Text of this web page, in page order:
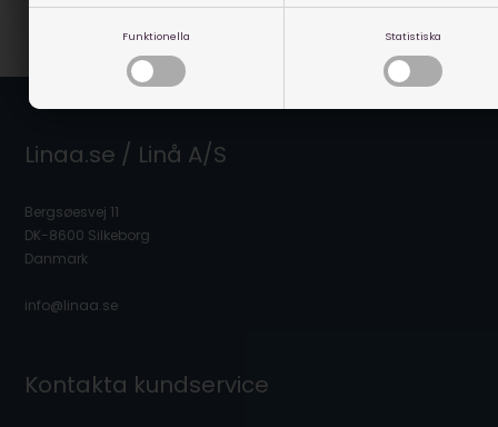
Funktionella Statistiska
Artikelnummer: 95000
Linaa.se / Linå A/S
Bergsøesvej 11
DK-8600 Silkeborg
Danmark
info@linaa.se
Kontakta kundservice